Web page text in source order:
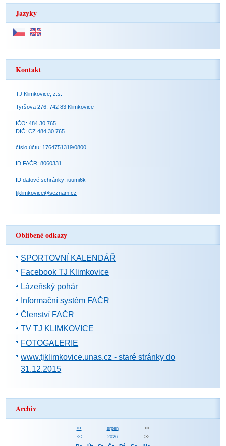
Jazyky
Kontakt
TJ Klimkovice, z.s.
Tyršova 276, 742 83 Klimkovice
IČO: 484 30 765
DIČ: CZ 484 30 765
číslo účtu: 1764751319/0800
ID FAČR: 8060331
ID datové schránky: iuumi6k
tjklimkovice@seznam.cz
Oblíbené odkazy
SPORTOVNÍ KALENDÁŘ
Facebook TJ Klimkovice
Lázeňský pohár
Informační systém FAČR
Členství FAČR
TV TJ KLIMKOVICE
FOTOGALERIE
www.tjklimkovice.unas.cz - staré stránky do
31.12.2015
Archiv
<< srpen
>>
<<
2026 >>